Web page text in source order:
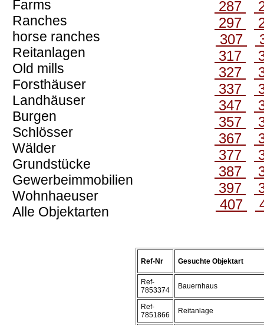
Farms
Ranches
horse ranches
Reitanlagen
Old mills
Forsthäuser
Landhäuser
Burgen
Schlösser
Wälder
Grundstücke
Gewerbeimmobilien
Wohnhaeuser
Alle Objektarten
287
297
307
317
327
337
347
357
367
377
387
397
407
Ref-Nr Gesuchte Objektart
Ref-
7853374
Bauernhaus
Ref-
7851866
Reitanlage